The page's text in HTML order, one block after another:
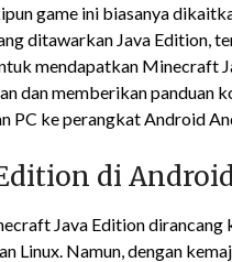
game ini biasanya
ditawarkan Java Edition,
mendapatkan Minecraft
dan memberikan panduan
PC ke perangkat Android
di
Java Edition dirancang
Linux. Namun, dengan